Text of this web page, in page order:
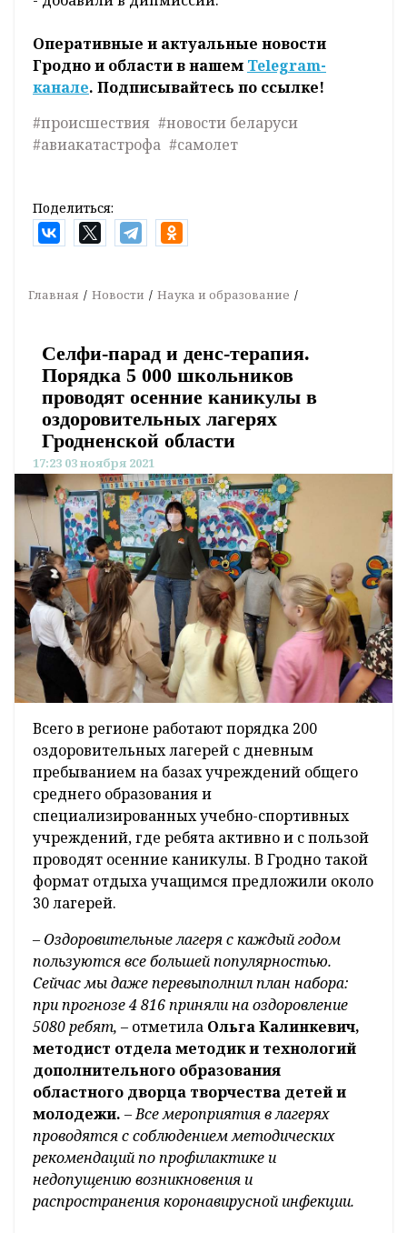
Оперативные и актуальные новости
Гродно и области в нашем Telegram-
канале. Подписывайтесь по ссылке!
#происшествия #новости беларуси
#авиакатастрофа #самолет
Поделиться:
Главная Новости Наука и образование
Селфи-парад и денс-терапия.
Порядка 5 000 школьников
проводят осенние каникулы в
оздоровительных лагерях
Гродненской области
17:23 03 ноября 2021
Всего в регионе работают порядка 200
оздоровительных лагерей с дневным
пребыванием на базах учреждений общего
среднего образования и
специализированных учебно-спортивных
учреждений, где ребята активно и с пользой
проводят осенние каникулы. В Гродно такой
формат отдыха учащимся предложили около
30 лагерей.
– Оздоровительные лагеря с каждый годом
пользуются все большей популярностью.
Сейчас мы даже перевыполнил план набора:
при прогнозе 4 816 приняли на оздоровление
5080 ребят, – отметила Ольга Калинкевич,
методист отдела методик и технологий
дополнительного образования
областного дворца творчества детей и
молодежи. – Все мероприятия в лагерях
проводятся с соблюдением методических
рекомендаций по профилактике и
недопущению возникновения и
распространения коронавирусной инфекции.